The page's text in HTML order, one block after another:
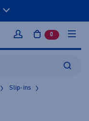
Kirjaudu sisään
0 tuotetta
Slip-ins